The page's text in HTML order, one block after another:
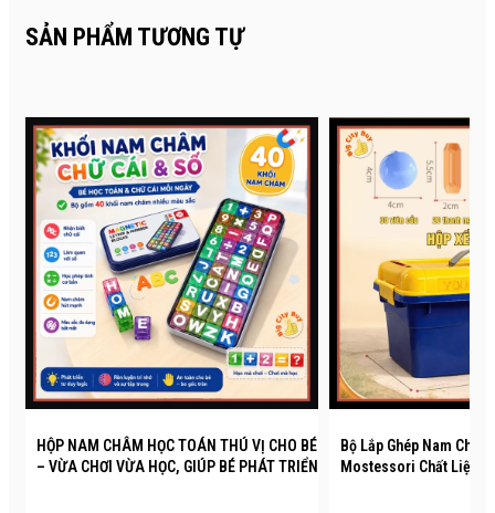
SẢN PHẨM TƯƠNG TỰ
HỘP NAM CHÂM HỌC TOÁN THÚ VỊ CHO BÉ
– VỪA CHƠI VỪA HỌC, GIÚP BÉ PHÁT TRIỂN
Bộ Lắp Ghép Nam
Mostessori Chất Liệu